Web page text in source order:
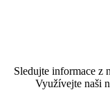
Sledujte informace z
Využívejte naši